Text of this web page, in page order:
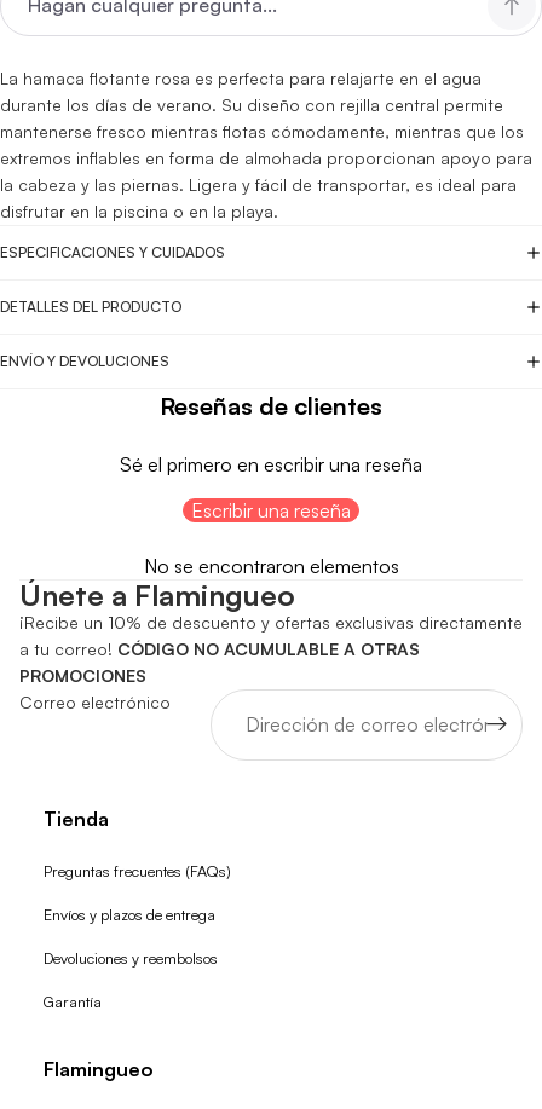
La hamaca flotante rosa es perfecta para relajarte en el agua
durante los días de verano. Su diseño con rejilla central permite
mantenerse fresco mientras flotas cómodamente, mientras que los
extremos inflables en forma de almohada proporcionan apoyo para
la cabeza y las piernas. Ligera y fácil de transportar, es ideal para
disfrutar en la piscina o en la playa.
ESPECIFICACIONES Y CUIDADOS
DETALLES DEL PRODUCTO
ENVÍO Y DEVOLUCIONES
Reseñas de clientes
Sé el primero en escribir una reseña
Escribir una reseña
No se encontraron elementos
Únete a Flamingueo
¡Recibe un 10% de descuento y ofertas exclusivas directamente
a tu correo! CÓDIGO NO ACUMULABLE A OTRAS
PROMOCIONES
Correo electrónico
Tienda
Preguntas frecuentes (FAQs)
Envíos y plazos de entrega
Devoluciones y reembolsos
Garantía
Flamingueo